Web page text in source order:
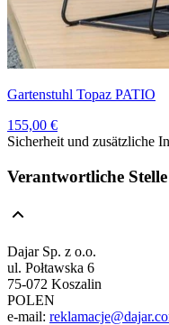
Gartenstuhl Topaz PATIO
155,00 €
Sicherheit und zusätzliche
Verantwortliche
Dajar Sp. z o.o.
ul. Połtawska 6
75-072 Koszalin
POLEN
e-mail: